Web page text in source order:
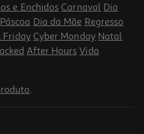
e Enchidos Carnaval Dia
Páscoa Dia da Mãe Regresso
Friday Cyber Monday Natal
After Hours Vida
.